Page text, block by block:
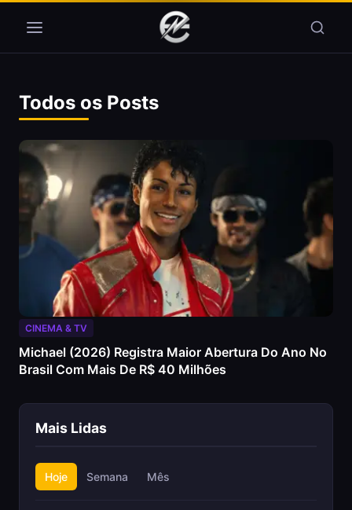
Todos os Posts
CINEMA & TV
Michael (2026) Registra Maior Abertura Do Ano No
Brasil Com Mais De R$ 40 Milhões
Mais Lidas
Hoje Semana Mês